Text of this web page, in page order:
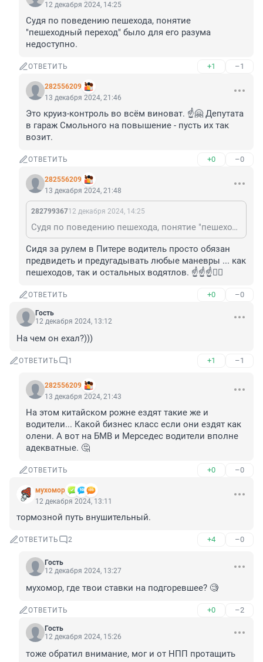
12 декабря 2024, 14:25
Судя по поведению пешехода, понятие
"пешеходный переход" было для его разума
недоступно.
ОТВЕТИТЬ +1 –1
282556209
13 декабря 2024, 21:46
Это круиз-контроль во всём виноват. ☝️🤗 Депутата
в гараж Смольного на повышение - пусть их так
возит.
ОТВЕТИТЬ +0 –0
282556209
13 декабря 2024, 21:48
28279936712 декабря 2024, 14:25
Судя по поведению пешехода, понятие "пешеходный переход" было для его разума недоступно.
Сидя за рулем в Питере водитель просто обязан
предвидеть и предугадывать любые маневры ... как
пешеходов, так и остальных водятлов. ☝️☝️☝️😵‍💫
ОТВЕТИТЬ +0 –0
Гость
12 декабря 2024, 13:12
На чем он ехал?)))
ОТВЕТИТЬ 1 +1 –1
282556209
13 декабря 2024, 21:43
На этом китайском рожне ездят такие же и
водители... Какой бизнес класс если они ездят как
олени. А вот на БМВ и Мерседес водители вполне
адекватные. 🤔
ОТВЕТИТЬ +0 –0
мухомор
12 декабря 2024, 13:11
тормозной путь внушительный.
ОТВЕТИТЬ 2 +4 –0
Гость
12 декабря 2024, 13:27
мухомор, где твои ставки на подгоревшее? 🧐
ОТВЕТИТЬ +0 –2
Гость
12 декабря 2024, 15:26
тоже обратил внимание, мог и от НПП протащить